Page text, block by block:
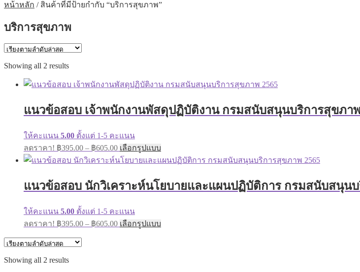
หน้าหลัก / สินค้าที่มีป้ายกำกับ “บริการสุขภาพ”
บริการสุขภาพ
Showing all 2 resultsSorted
latest
แนวข้อสอบ เจ้าพนักงานพัสดุปฏิบัติงาน กรมสนับสนุนบริการสุขภา
ให้คะแนน 5.00 ตั้งแต่ 1-5 คะแนน
ลดราคา! ฿395.00 – ฿605.00Price
range:
฿395.00
฿605.00
เลือกรูปแบบ
product
has
variants.
The
chosen
แนวข้อสอบ นักวิเคราะห์นโยบายและแผนปฏิบัติการ กรมสนับสนุน
ให้คะแนน 5.00 ตั้งแต่ 1-5 คะแนน
ลดราคา! ฿395.00 – ฿605.00Price
range:
เลือกรูปแบบ
product
Showing all 2 resultsSorted